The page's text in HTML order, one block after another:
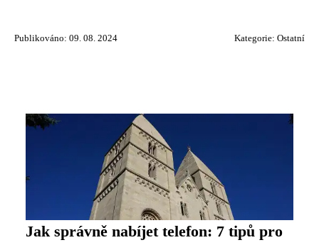
Publikováno: 09. 08. 2024 Kategorie: Ostatní
Jak správně nabíjet telefon: 7 tipů pro